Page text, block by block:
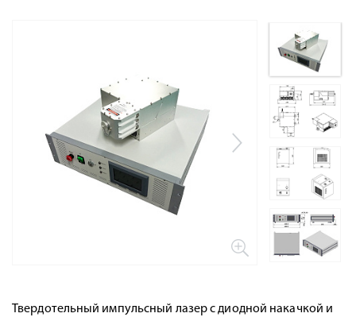
Твердотельный импульсный лазер с диодной накачкой и